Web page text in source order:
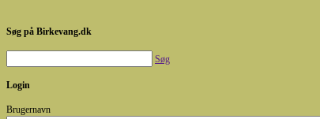
Søg på Birkevang.dk
Søg
Login
Brugernavn